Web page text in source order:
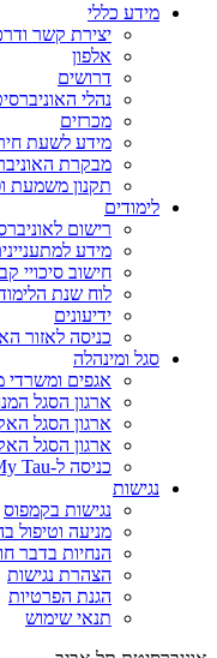
מידע כללי
יצירת קשר
אלפון
דרושים
נהלי
מכרזים
מידע לשעת
מבקרת
תקנון משמעת
לימודים
רישום
מידע
חישוב סיכויי
לוח שנת
ידיעונים
כניסה לאזור
סגל ומינהלה
אגפים ומשרדי
ארגון הסגל
ארגון הסגל
ארגון הסגל
כניסה ל-My Tau
נגישות
נגישות בקמפוס
מניעה וטיפול
הנחיות בדבר
הצהרת נגישות
הגנת הפרטיות
תנאי שימוש